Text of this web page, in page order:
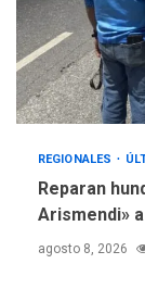
REGIONALES
Reparan
Arismendi»
agosto 8, 2026